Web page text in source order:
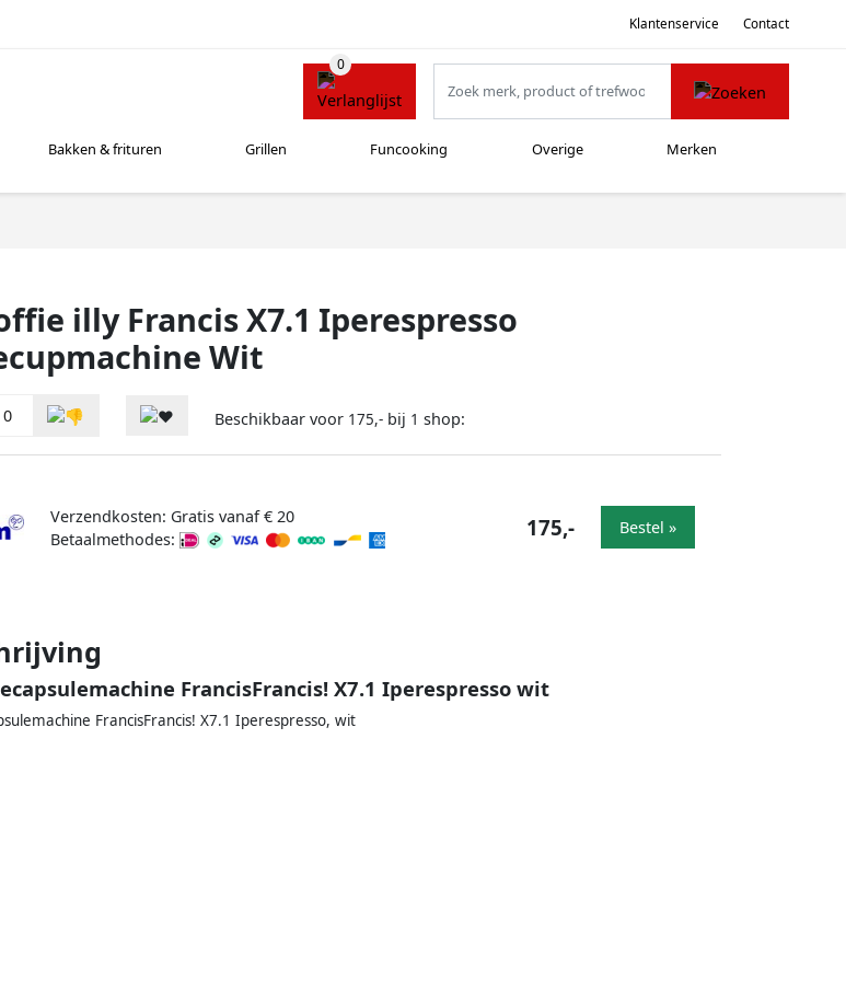
Klantenservice Contact
Bakken & frituren Grillen Funcooking Overige Merken
illy Francis X7.1 Iperespresso
Wit
0 Beschikbaar voor 175,- bij 1 shop:
Verzendkosten: Gratis vanaf € 20
Betaalmethodes:
175,- Bestel »
FrancisFrancis! X7.1 Iperespresso wit
FrancisFrancis! X7.1 Iperespresso, wit